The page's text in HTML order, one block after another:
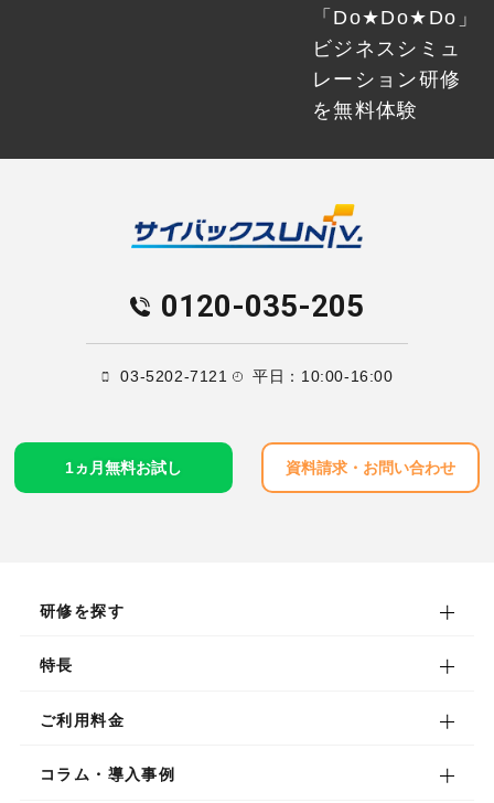
「Do★Do★Do」
ビジネスシミュ
レーション研修
を無料体験
0120-035-205
03-5202-7121 平日：10:00-16:00
1ヵ月無料お試し 資料請求・お問い合わせ
研修を探す
研修を探す
階層別研修プログラム
職種別研修プログラム
特長
特長
eラーニング
ご利用料金
ご利用料金
コラム・導入事例